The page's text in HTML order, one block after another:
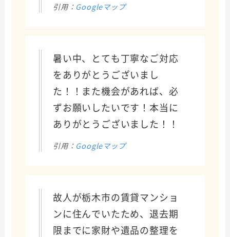
引用： Googleマップ
暑い中、とても丁寧なご対応
をありがとうございまし
た！！また機会があれば、必
ずお願いしたいです！本当に
ありがとうございました！！
引用： Googleマップ
故人が栃木市の賃貸マンショ
ンに住んでいたため、退去期
限までに家財や遺品の整理を